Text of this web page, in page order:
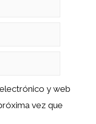
y web
vez que